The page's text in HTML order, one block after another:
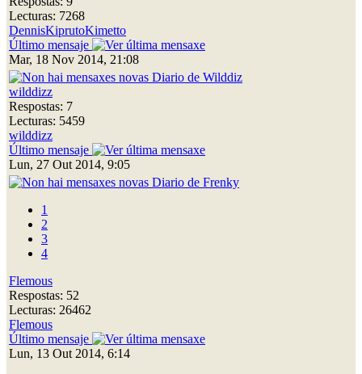
Lecturas: 7268
DennisKiprutoKimetto
Último mensaje
Mar, 18 Nov 2014, 21:08
Diario de Wilddiz
wilddizz
Respostas: 7
Lecturas: 5459
wilddizz
Último mensaje
Lun, 27 Out 2014, 9:05
Diario de Frenky
1
2
3
4
Flemous
Respostas: 52
Lecturas: 26462
Flemous
Último mensaje
Lun, 13 Out 2014, 6:14